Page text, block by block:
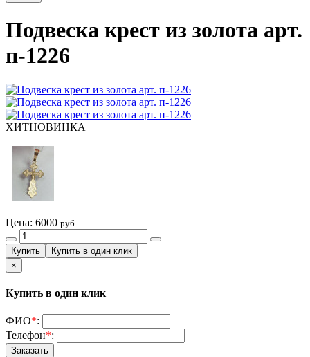
Подвеска крест из золота арт.
п-1226
ХИТНОВИНКА
Цена: 6000 руб.
×
Купить в один клик
ФИО*:
Телефон*: